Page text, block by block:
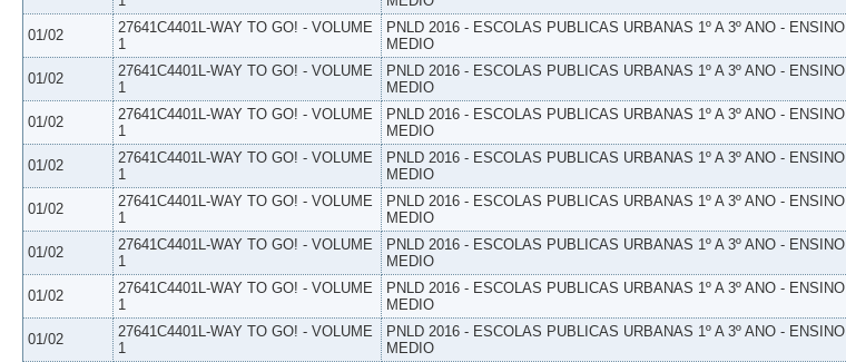
01/02
27641C4401L-WAY TO GO! - VOLUME
1
PNLD 2016 - ESCOLAS PUBLICAS URBANAS 1º A 3º ANO - ENSINO
MEDIO
01/02
27641C4401L-WAY TO GO! - VOLUME
1
PNLD 2016 - ESCOLAS PUBLICAS URBANAS 1º A 3º ANO - ENSINO
MEDIO
01/02
27641C4401L-WAY TO GO! - VOLUME
1
PNLD 2016 - ESCOLAS PUBLICAS URBANAS 1º A 3º ANO - ENSINO
MEDIO
01/02
27641C4401L-WAY TO GO! - VOLUME
1
PNLD 2016 - ESCOLAS PUBLICAS URBANAS 1º A 3º ANO - ENSINO
MEDIO
01/02
27641C4401L-WAY TO GO! - VOLUME
1
PNLD 2016 - ESCOLAS PUBLICAS URBANAS 1º A 3º ANO - ENSINO
MEDIO
01/02
27641C4401L-WAY TO GO! - VOLUME
1
PNLD 2016 - ESCOLAS PUBLICAS URBANAS 1º A 3º ANO - ENSINO
MEDIO
01/02
27641C4401L-WAY TO GO! - VOLUME
1
PNLD 2016 - ESCOLAS PUBLICAS URBANAS 1º A 3º ANO - ENSINO
MEDIO
01/02
27641C4401L-WAY TO GO! - VOLUME
1
PNLD 2016 - ESCOLAS PUBLICAS URBANAS 1º A 3º ANO - ENSINO
MEDIO